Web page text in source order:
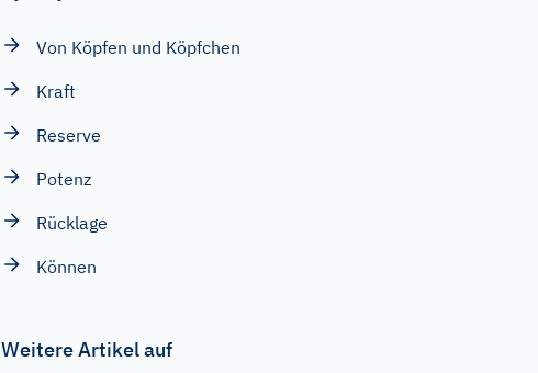
Von Köpfen und Köpfchen
Kraft
Reserve
Potenz
Rücklage
Können
Weitere Artikel auf